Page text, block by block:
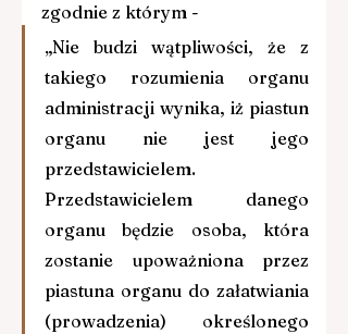
zgodnie z którym -
„Nie budzi wątpliwości, że z
takiego rozumienia organu
administracji wynika, iż piastun
organu nie jest jego
przedstawicielem.
Przedstawicielem danego
organu będzie osoba, która
zostanie upoważniona przez
piastuna organu do załatwiania
(prowadzenia) określonego